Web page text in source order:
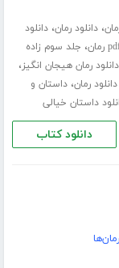
،دانلود رمان،دانلود
، جلد سوم زاده
دانلود رمان هیجان انگیز،
دانلود رمان،داستان و
داستان خیالی
دانلود کتاب